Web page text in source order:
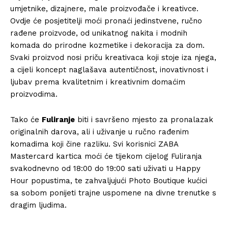
umjetnike, dizajnere, male proizvođače i kreativce.
Ovdje će posjetitelji moći pronaći jedinstvene, ručno
rađene proizvode, od unikatnog nakita i modnih
komada do prirodne kozmetike i dekoracija za dom.
Svaki proizvod nosi priču kreativaca koji stoje iza njega,
a cijeli koncept naglašava autentičnost, inovativnost i
ljubav prema kvalitetnim i kreativnim domaćim
proizvodima.
Tako će Fuliranje biti i savršeno mjesto za pronalazak
originalnih darova, ali i uživanje u ručno rađenim
komadima koji čine razliku. Svi korisnici ZABA
Mastercard kartica moći će tijekom cijelog Fuliranja
svakodnevno od 18:00 do 19:00 sati uživati u Happy
Hour popustima, te zahvaljujući Photo Boutique kućici
sa sobom ponijeti trajne uspomene na divne trenutke s
dragim ljudima.